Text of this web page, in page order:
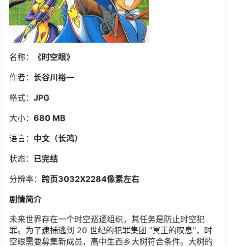
名称：
《时空眼》
作者： 长谷川裕一
格式： JPG
大小： 680 MB
语言： 中文（长鸿）
状态： 已完结
分辨率： 跨页3032X2284像素左右
剧情简介
未来世界存在一个时空巡逻组织，其任务是防止时空犯
罪。为了逮捕逃到 20 世纪的犯罪集团 “冥王的叹息”，时
空眼需要募集新成员，高中生西乡大树符合条件。大树的